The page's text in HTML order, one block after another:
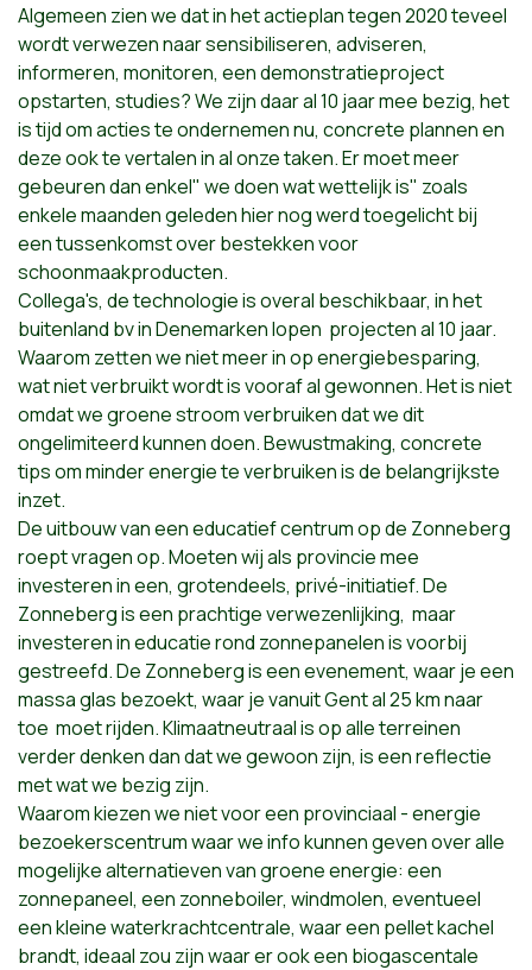
Algemeen zien we dat in het actieplan tegen 2020 teveel
wordt verwezen naar sensibiliseren, adviseren,
informeren, monitoren, een demonstratieproject
opstarten, studies? We zijn daar al 10 jaar mee bezig, het
is tijd om acties te ondernemen nu, concrete plannen en
deze ook te vertalen in al onze taken. Er moet meer
gebeuren dan enkel" we doen wat wettelijk is" zoals
enkele maanden geleden hier nog werd toegelicht bij
een tussenkomst over bestekken voor
schoonmaakproducten.
Collega's, de technologie is overal beschikbaar, in het
buitenland bv in Denemarken lopen projecten al 10 jaar.
Waarom zetten we niet meer in op energiebesparing,
wat niet verbruikt wordt is vooraf al gewonnen. Het is niet
omdat we groene stroom verbruiken dat we dit
ongelimiteerd kunnen doen. Bewustmaking, concrete
tips om minder energie te verbruiken is de belangrijkste
inzet.
De uitbouw van een educatief centrum op de Zonneberg
roept vragen op. Moeten wij als provincie mee
investeren in een, grotendeels, privé-initiatief. De
Zonneberg is een prachtige verwezenlijking, maar
investeren in educatie rond zonnepanelen is voorbij
gestreefd. De Zonneberg is een evenement, waar je een
massa glas bezoekt, waar je vanuit Gent al 25 km naar
toe moet rijden. Klimaatneutraal is op alle terreinen
verder denken dan dat we gewoon zijn, is een reflectie
met wat we bezig zijn.
Waarom kiezen we niet voor een provinciaal - energie
bezoekerscentrum waar we info kunnen geven over alle
mogelijke alternatieven van groene energie: een
zonnepaneel, een zonneboiler, windmolen, eventueel
een kleine waterkrachtcentrale, waar een pellet kachel
brandt, ideaal zou zijn waar er ook een biogascentale